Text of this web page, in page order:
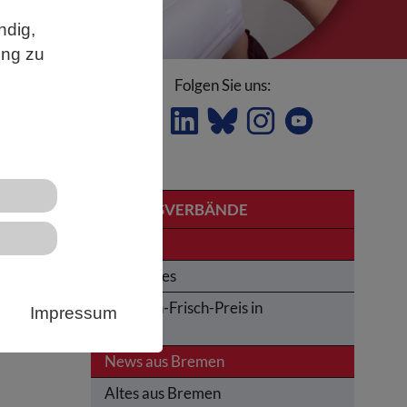
zu
Impressum
Folgen Sie uns:
LANDESVERBÄNDE
Obituaries
Karl-von-Frisch-Preis in
News aus Bremen
Altes aus Bremen